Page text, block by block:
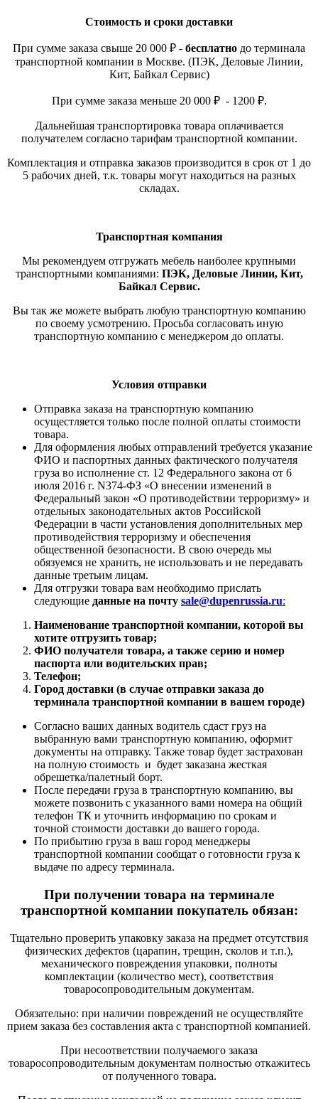
Стоимость и сроки доставки
При сумме заказа свыше 20 000 ₽ - бесплатно до терминала
транспортной компании в Москве. (ПЭК, Деловые Линии,
Кит, Байкал Сервис)
При сумме заказа меньше 20 000 ₽ - 1200 ₽.
Дальнейшая транспортировка товара оплачивается
получателем согласно тарифам транспортной компании.
Комплектация и отправка заказов производится в срок от 1 до
5 рабочих дней, т.к. товары могут находиться на разных
складах.
Транспортная компания
Мы рекомендуем отгружать мебель наиболее крупными
транспортными компаниями: ПЭК, Деловые Линии, Кит,
Байкал Сервис.
Вы так же можете выбрать любую транспортную компанию
по своему усмотрению. Просьба согласовать иную
транспортную компанию с менеджером до оплаты.
Условия отправки
Отправка заказа на транспортную компанию
осущестляется только после полной оплаты стоимости
товара.
Для оформления любых отправлений требуется указание
ФИО и паспортных данных фактического получателя
груза во исполнение ст. 12 Федерального закона от 6
июля 2016 г. N374-ФЗ «О внесении изменений в
Федеральный закон «О противодействии терроризму» и
отдельных законодательных актов Российской
Федерации в части установления дополнительных мер
противодействия терроризму и обеспечения
общественной безопасности. В свою очередь мы
обязуемся не хранить, не использовать и не передавать
данные третьим лицам.
Для отгрузки товара вам необходимо прислать
следующие данные на почту sale@dupenrussia.ru:
Наименование транспортной компании, которой вы
хотите отгрузить товар;
ФИО получателя товара, а также серию и номер
паспорта или водительских прав;
Телефон;
Город доставки (в случае отправки заказа до
терминала транспортной компании в вашем городе)
Согласно ваших данных водитель сдаст груз на
выбранную вами транспортную компанию, оформит
документы на отправку. Также товар будет застрахован
на полную стоимость и будет заказана жесткая
обрешетка/палетный борт.
После передачи груза в транспортную компанию, вы
можете позвонить с указанного вами номера на общий
телефон ТК и уточнить информацию по срокам и
точной стоимости доставки до вашего города.
По прибытию груза в ваш город менеджеры
транспортной компании сообщат о готовности груза к
выдаче по адресу терминала.
При получении товара на терминале
транспортной компании покупатель обязан:
Тщательно проверить упаковку заказа на предмет отсутствия
физических дефектов (царапин, трещин, сколов и т.п.),
механического повреждения упаковки, полноты
комплектации (количество мест), соответствия
товаросопроводительным документам.
Обязательно: при наличии повреждений не осуществляйте
прием заказа без составления акта с транспортной компанией.
При несоответствии получаемого заказа
товаросопроводительным документам полностью откажитесь
от полученного товара.